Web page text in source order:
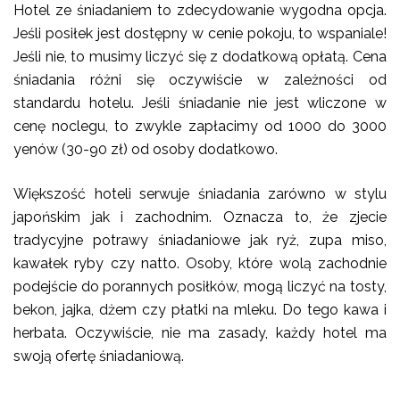
Hotel ze śniadaniem to zdecydowanie wygodna opcja.
Jeśli posiłek jest dostępny w cenie pokoju, to wspaniale!
Jeśli nie, to musimy liczyć się z dodatkową opłatą. Cena
śniadania różni się oczywiście w zależności od
standardu hotelu. Jeśli śniadanie nie jest wliczone w
cenę noclegu, to zwykle zapłacimy od 1000 do 3000
yenów (30-90 zł) od osoby dodatkowo.
Większość hoteli serwuje śniadania zarówno w stylu
japońskim jak i zachodnim. Oznacza to, że zjecie
tradycyjne potrawy śniadaniowe jak ryż, zupa miso,
kawałek ryby czy natto. Osoby, które wolą zachodnie
podejście do porannych posiłków, mogą liczyć na tosty,
bekon, jajka, dżem czy płatki na mleku. Do tego kawa i
herbata. Oczywiście, nie ma zasady, każdy hotel ma
swoją ofertę śniadaniową.